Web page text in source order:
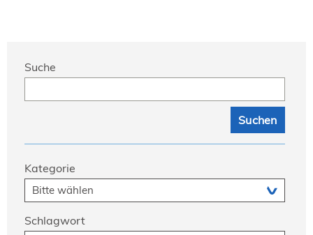
Suche
Kategorie
Schlagwort